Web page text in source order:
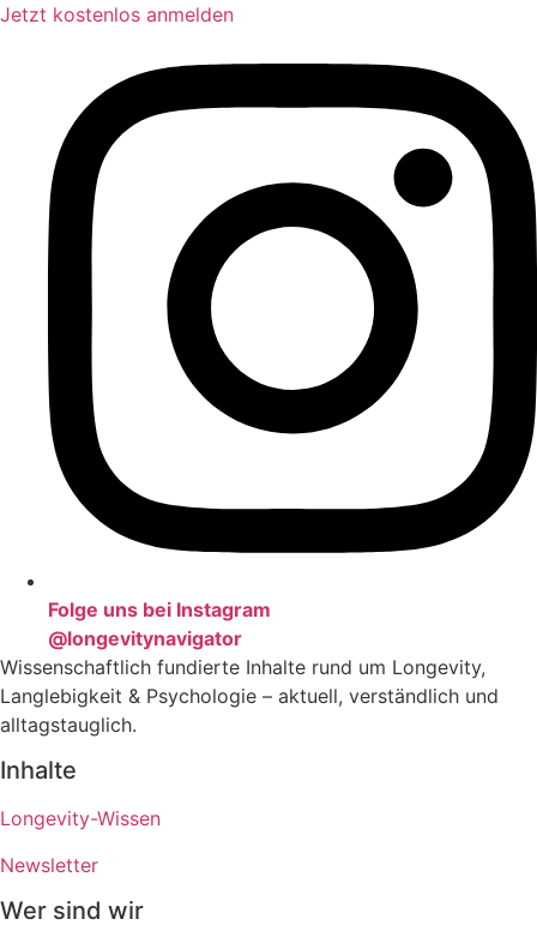
Jetzt kostenlos anmelden
Folge uns bei Instagram
@longevitynavigator
Wissenschaftlich fundierte Inhalte rund um Longevity,
Langlebigkeit & Psychologie – aktuell, verständlich und
alltagstauglich.
Inhalte
Longevity-Wissen
Newsletter
Wer sind wir